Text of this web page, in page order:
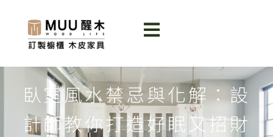
臥室風水禁忌與化解：設
計師教你打造好眠又招財